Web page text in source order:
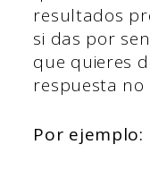
resultados
si das por
que quieres
respuesta no
Por ejemplo: